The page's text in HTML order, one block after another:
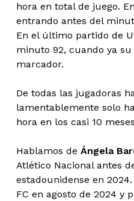
hora en total de juego.
entrando antes del
En el último partido de
minuto 92, cuando ya
marcador.
De todas las jugadoras
lamentablemente solo
hora en los casi 10
Hablamos de Ángela
Atlético Nacional antes
estadounidense en
FC en agosto de 2024 y